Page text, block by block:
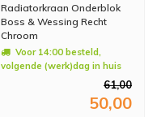
Radiatorkraan Onderblok
Boss & Wessing Recht
Chroom
Voor 14:00 besteld,
volgende (werk)dag in huis
61,00
50,00